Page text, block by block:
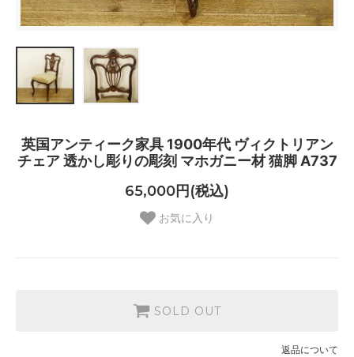
英国アンティーク家具 1900年代 ヴィクトリアン
チェア 透かし彫りの彫刻 マホガニー材 猫脚 A737
65,000円(税込)
お気に入り
SOLD OUT
返品について